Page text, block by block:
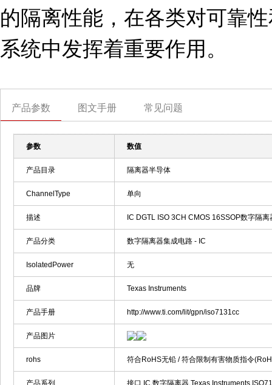
的隔离性能，在各类对可靠
系统中发挥着重要作用。
产品参数 图文手册 常见问题
参数 数值
产品目录 隔离器半导体
ChannelType 单向
描述 IC DGTL ISO 3CH CMOS 16SSOP数字隔
产品分类 数字隔离器集成电路 - IC
IsolatedPower 无
品牌 Texas Instruments
产品手册 http://www.ti.com/lit/gpn/iso7131cc
产品图片
rohs 符合RoHS无铅 / 符合限制有害物质指令
产品系列 接口 IC,数字隔离器,Texas Instruments